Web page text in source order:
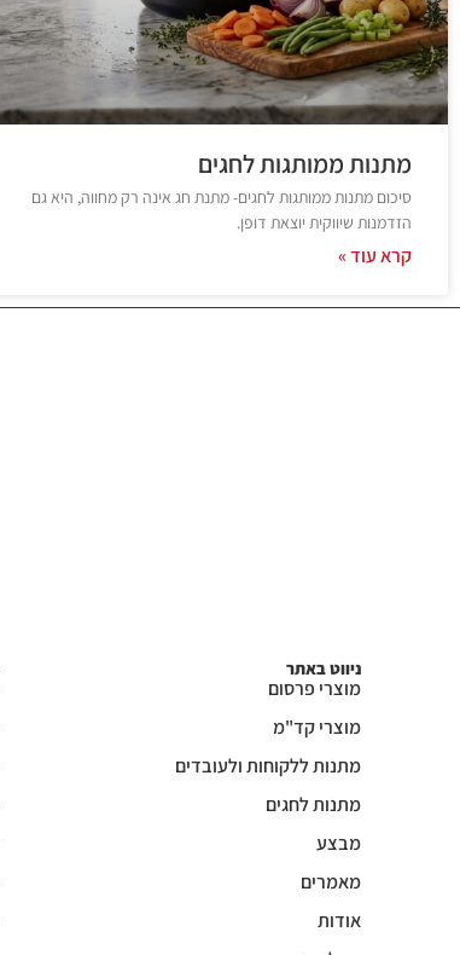
מתנות ממותגות לחגים
סיכום מתנות ממותגות לחגים- מתנת חג אינה רק מחווה, היא גם
הזדמנות שיווקית יוצאת דופן.
קרא עוד »
ניווט באתר
מוצרי פרסום
מוצרי קד"מ
מתנות ללקוחות ולעובדים
מתנות לחגים
מבצע
מאמרים
אודות